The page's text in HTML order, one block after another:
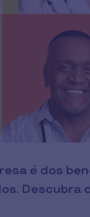
é dos
Descubra